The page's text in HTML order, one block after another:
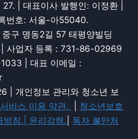
| 대표이사 발행인: 이정환 |
번호: 서울-아55040.
구 명동2길 57 태평양빌딩
| 사업자 등록 : 731-86-02969
| 대표 이메일 :
| 개인정보 관리와 청소년 보
서비스 이용 약관.
청소년보호
방침.| 윤리강령.
독자 불만처